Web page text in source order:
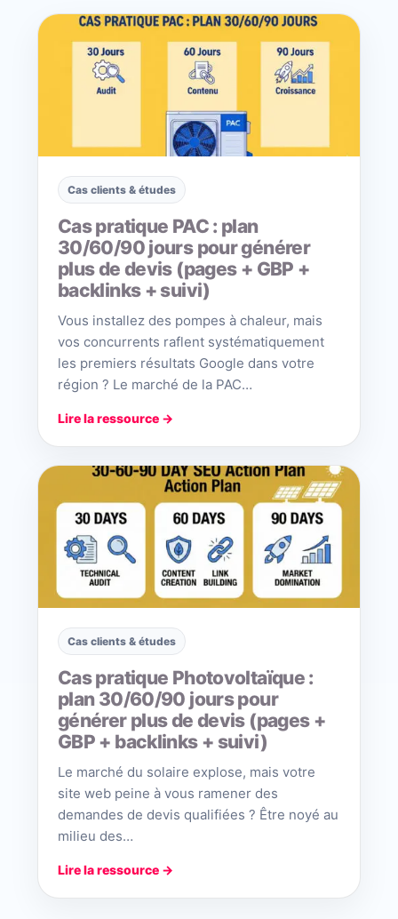
Cas clients & études
Cas pratique PAC : plan
30/60/90 jours pour générer
plus de devis (pages + GBP +
backlinks + suivi)
Vous installez des pompes à chaleur, mais
vos concurrents raflent systématiquement
les premiers résultats Google dans votre
région ? Le marché de la PAC…
Lire la ressource →
Cas clients & études
Cas pratique Photovoltaïque :
plan 30/60/90 jours pour
générer plus de devis (pages +
GBP + backlinks + suivi)
Le marché du solaire explose, mais votre
site web peine à vous ramener des
demandes de devis qualifiées ? Être noyé au
milieu des…
Lire la ressource →